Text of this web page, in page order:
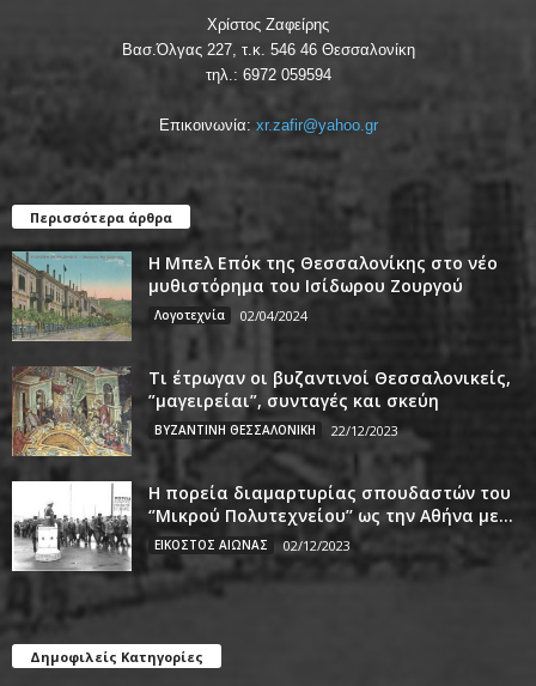
Χρίστος Ζαφείρης
Βασ.Όλγας 227, τ.κ. 546 46 Θεσσαλονίκη
τηλ.: 6972 059594
Επικοινωνία: xr.zafir@yahoo.gr
Περισσότερα άρθρα
Η Μπελ Επόκ της Θεσσαλονίκης στο νέο
μυθιστόρημα του Ισίδωρου Ζουργού
Λογοτεχνία 02/04/2024
Τι έτρωγαν οι βυζαντινοί Θεσσαλονικείς,
”μαγειρείαι”, συνταγές και σκεύη
ΒΥΖΑΝΤΙΝΗ ΘΕΣΣΑΛΟΝΙΚΗ 22/12/2023
Η πορεία διαμαρτυρίας σπουδαστών του
‘’Μικρού Πολυτεχνείου’’ ως την Αθήνα με...
ΕΙΚΟΣΤΟΣ ΑΙΩΝΑΣ 02/12/2023
Δημοφιλείς Κατηγορίες